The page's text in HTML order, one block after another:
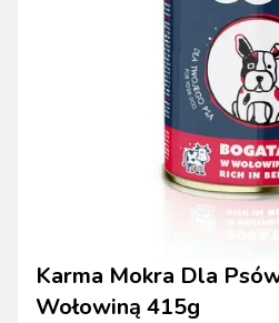
Karma Mokra Dla
Wołowiną 415g